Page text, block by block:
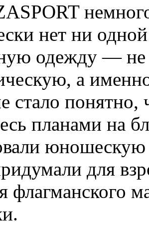
нет ни
одежду —
а
стало понятно,
планами на
для
флагманского